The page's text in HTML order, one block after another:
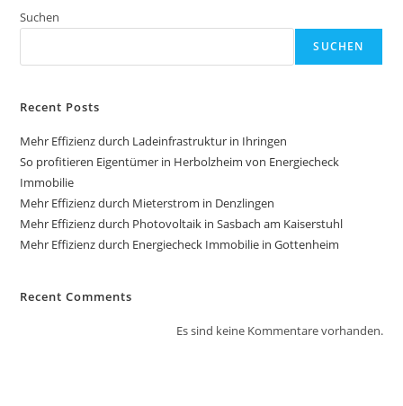
Suchen
SUCHEN
Recent Posts
Mehr Effizienz durch Ladeinfrastruktur in Ihringen
So profitieren Eigentümer in Herbolzheim von Energiecheck
Immobilie
Mehr Effizienz durch Mieterstrom in Denzlingen
Mehr Effizienz durch Photovoltaik in Sasbach am Kaiserstuhl
Mehr Effizienz durch Energiecheck Immobilie in Gottenheim
Recent Comments
Es sind keine Kommentare vorhanden.